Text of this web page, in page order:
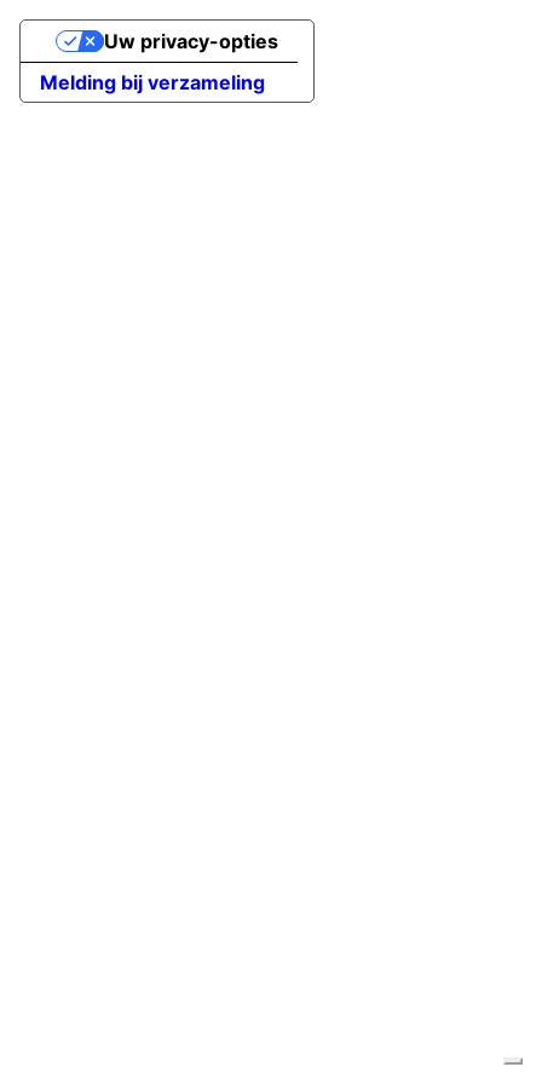
Melding bij verzameling
Uw privacy-opties